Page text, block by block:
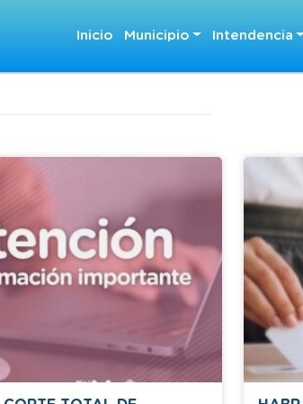
Inicio Municipio Intendencia